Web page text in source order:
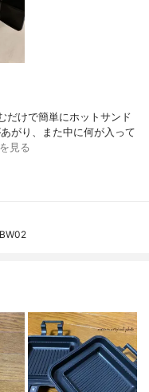
だけで簡単にホットサンド
がり、また中に何が入って
見る